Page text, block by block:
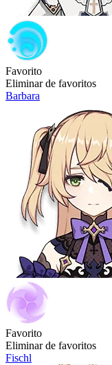
Favorito
Eliminar de favoritos
Barbara
Favorito
Eliminar de favoritos
Fischl